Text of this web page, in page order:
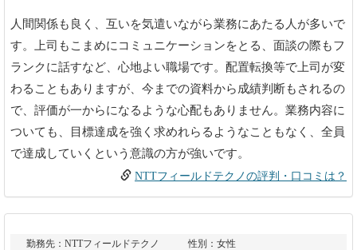
人間関係も良く、互いを気遣いながら業務にあたる人が多いで
す。上司もこまめにコミュニケーションをとる、面談の際もフ
ランクに話すなど、心地よい職場です。配置転換等で上司が変
わることもありますが、今までの資料から成績判断もされるの
で、評価が一からになるような心配もありません。業務内容に
ついても、目標達成を強く求めれらるようなこともなく、全員
で達成していくという意識の方が強いです。
NTTフィールドテクノの評判・口コミは？
勤務先：NTTフィールドテクノ
性別：女性